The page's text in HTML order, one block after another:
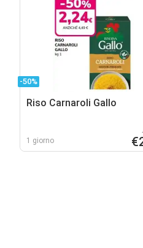
-50%
Riso Carnaroli Gallo
1 giorno